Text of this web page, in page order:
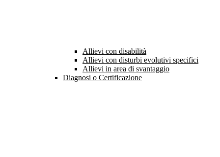
Allievi con disabilità
Allievi con disturbi evolutivi specifici
Allievi in area di svantaggio
Diagnosi o Certificazione